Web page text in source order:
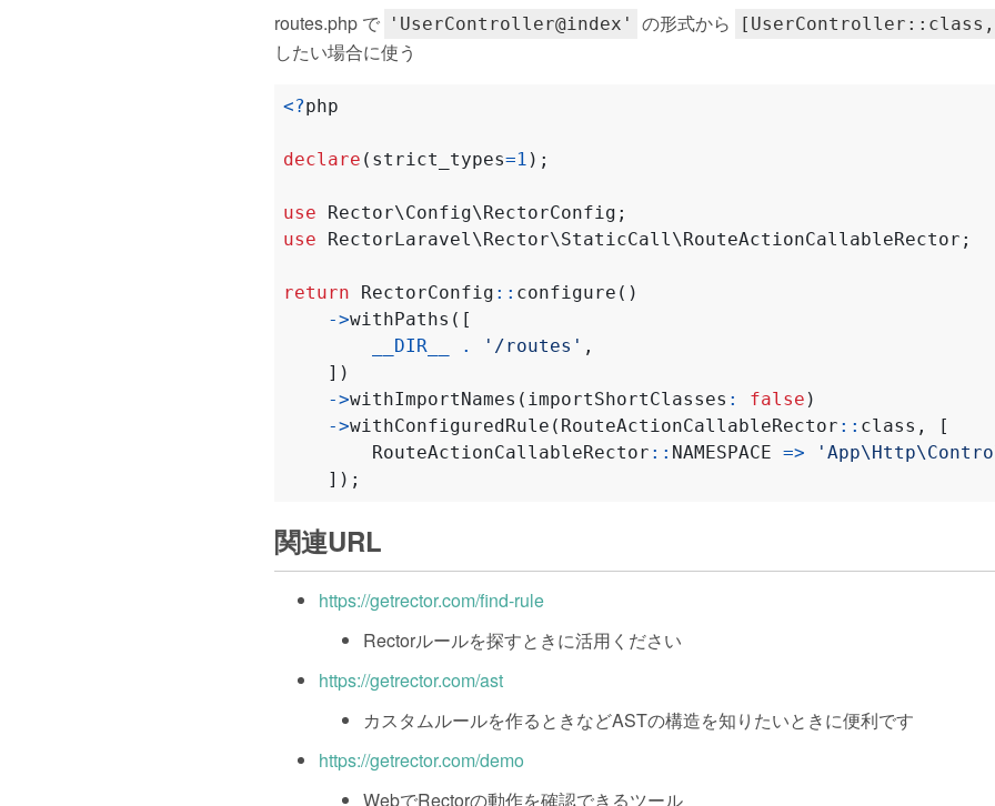
routes.php で 'UserController@index' の形式から
したい場合に使う
<?php
declare ( strict_types=1 );
use Rector\Config\RectorConfig ;
use
RectorLaravel\Rector\StaticCall\RouteActionCallableRector ;
return RectorConfig :: configure ()
->withPaths ([
__DIR__
. '/routes' ,
])
->withImportNames ( importShortClasses : false )
->withConfiguredRule ( RouteActionCallableRector :: class ,
[
RouteActionCallableRector :: NAMESPACE =>
]);
関連URL
https://getrector.com/find-rule
Rectorルールを探すときに活用ください
https://getrector.com/ast
カスタムルールを作るときなどASTの構造を知りたいときに便利です
https://getrector.com/demo
WebでRectorの動作を確認できるツール